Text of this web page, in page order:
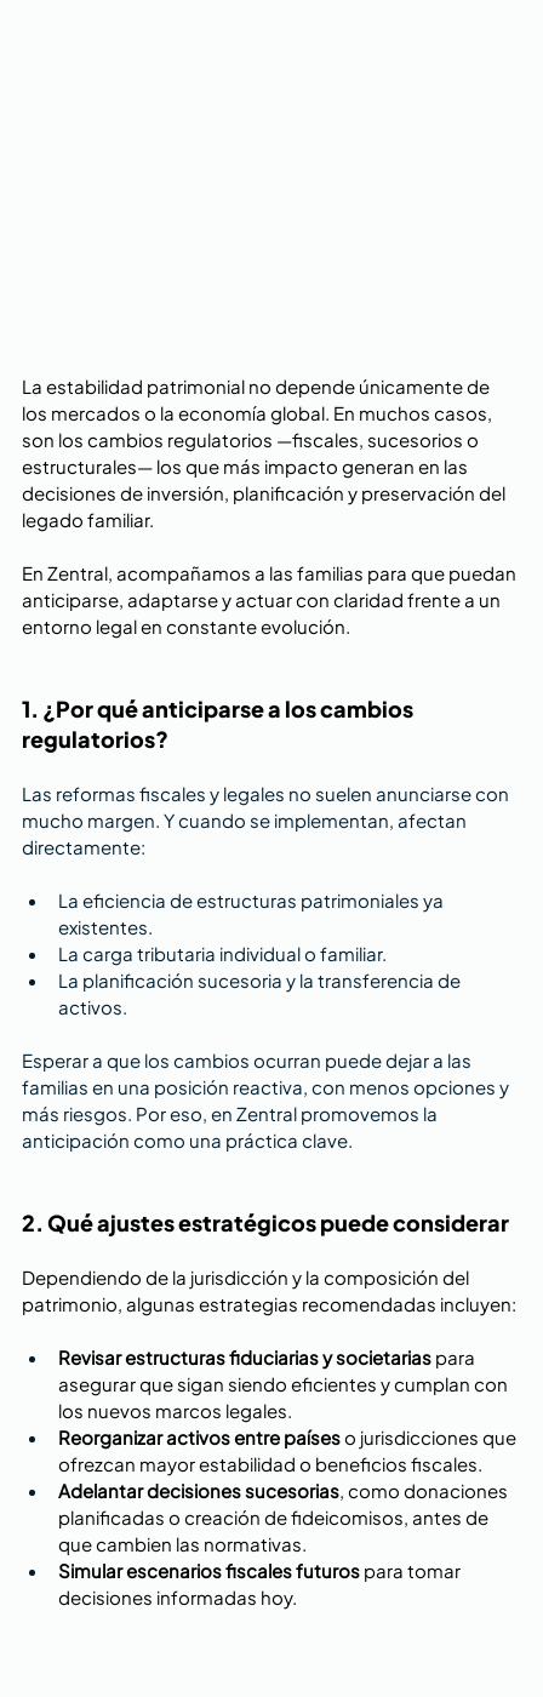
La estabilidad patrimonial no depende únicamente de
los mercados o la economía global. En muchos casos,
son los cambios regulatorios —fiscales, sucesorios o
estructurales— los que más impacto generan en las
decisiones de inversión, planificación y preservación del
legado familiar.
En Zentral, acompañamos a las familias para que puedan
anticiparse, adaptarse y actuar con claridad frente a un
entorno legal en constante evolución.
1. ¿Por qué anticiparse a los cambios
regulatorios?
Las reformas fiscales y legales no suelen anunciarse con
mucho margen. Y cuando se implementan, afectan
directamente:
La eficiencia de estructuras patrimoniales ya
existentes.
La carga tributaria individual o familiar.
La planificación sucesoria y la transferencia de
activos.
Esperar a que los cambios ocurran puede dejar a las
familias en una posición reactiva, con menos opciones y
más riesgos. Por eso, en Zentral promovemos la
anticipación como una práctica clave.
2. Qué ajustes estratégicos puede considerar
Dependiendo de la jurisdicción y la composición del
patrimonio, algunas estrategias recomendadas incluyen:
Revisar estructuras fiduciarias y societarias para
asegurar que sigan siendo eficientes y cumplan con
los nuevos marcos legales.
Reorganizar activos entre países o jurisdicciones que
ofrezcan mayor estabilidad o beneficios fiscales.
Adelantar decisiones sucesorias , como donaciones
planificadas o creación de fideicomisos, antes de
que cambien las normativas.
Simular escenarios fiscales futuros para tomar
decisiones informadas hoy.